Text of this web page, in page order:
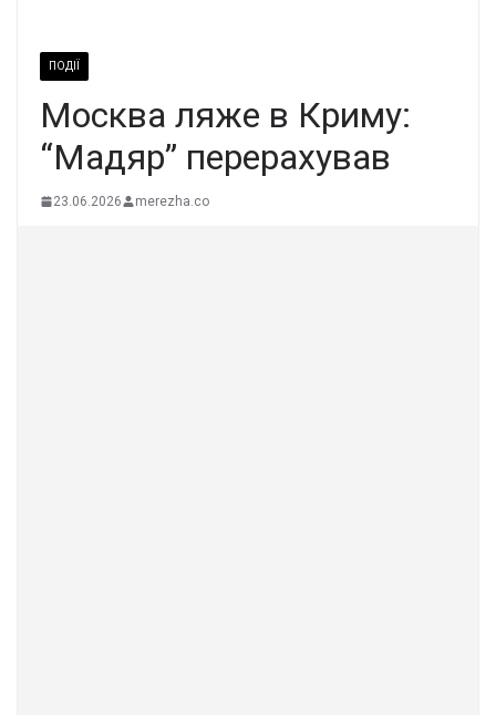
ПОДІЇ
Москва ляже в Криму:
“Мадяр” перерахував
23.06.2026 merezha.co